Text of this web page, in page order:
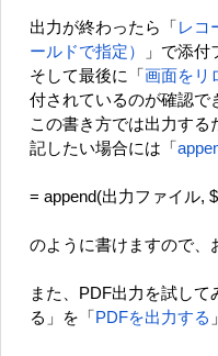
出力が終わったら「 レコ
ールドで指定）
」で添付
そして最後に「 画面をリ
付されているのが確認で
この書き方では出力する
記したい場合には「
= append(出力ファイル,
のように書けますので、
また、PDF出力を試し
る」を「 PDFを出力する